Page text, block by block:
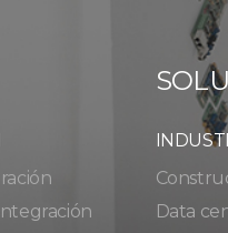
Data